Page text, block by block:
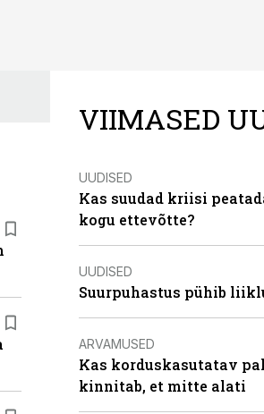
VIIMASED
UUDISED
Kas suudad kriisi
kogu ettevõtte?
UUDISED
Suurpuhastus pühib
ARVAMUSED
Kas korduskasutatav
kinnitab, et mitte alati